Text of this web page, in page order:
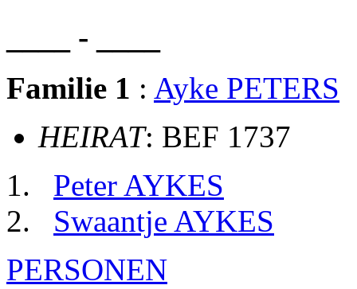
____ - ____
Familie 1 : Ayke PETERS
HEIRAT: BEF 1737
Peter AYKES
Swaantje AYKES
PERSONEN